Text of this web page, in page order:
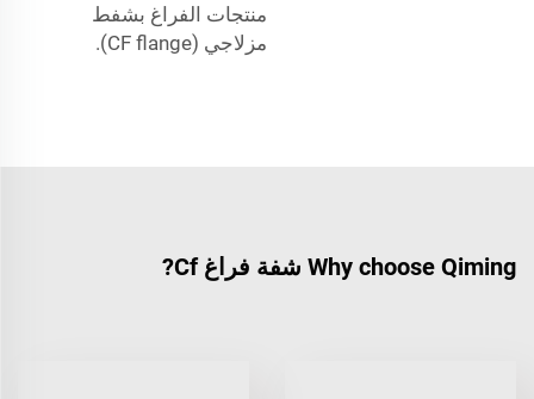
منتجات الفراغ بشفط
مزلاجي (CF flange).
Why choose Qiming شفة فراغ Cf?